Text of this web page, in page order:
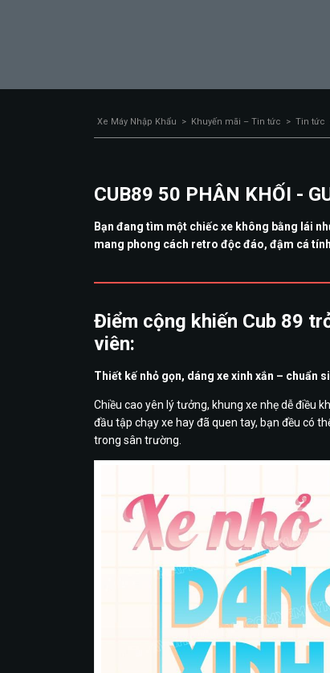
Xe Máy Nhập Khẩu > Khuyến mãi – Tin tức > Tin tức
CUB89 50 PHÂN KHỐI -
Bạn đang tìm một chiếc xe không bằng lái
mang phong cách retro độc đáo, đậm cá
Điểm cộng khiến Cub 89
viên:
Thiết kế nhỏ gọn, dáng xe xinh xắn – chuẩn
Chiều cao yên lý tưởng, khung xe nhẹ dễ điều
đầu tập chạy xe hay đã quen tay, bạn đều có
trong sân trường.